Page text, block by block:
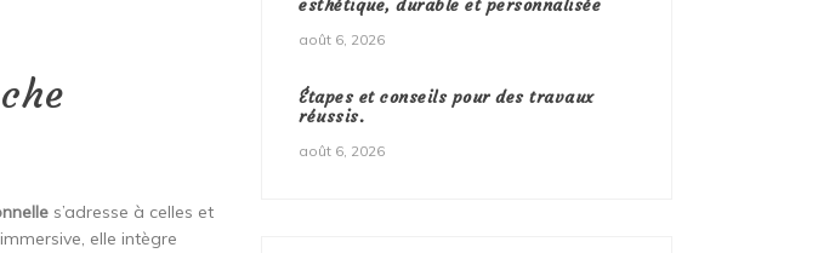
s’adresse à celles et
elle intègre
esthétique, durable et personnalisée
août 6, 2026
Étapes et conseils pour des travaux
réussis.
août 6, 2026